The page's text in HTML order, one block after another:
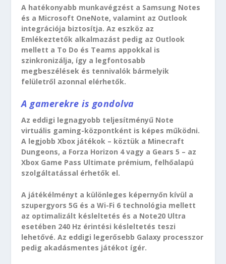
A hatékonyabb munkavégzést a Samsung Notes
és a Microsoft OneNote, valamint az Outlook
integrációja biztosítja. Az eszköz az
Emlékeztetők alkalmazást pedig az Outlook
mellett a To Do és Teams appokkal is
szinkronizálja, így a legfontosabb
megbeszélések és tennivalók bármelyik
felületről azonnal elérhetők.
A gamerekre is gondolva
Az eddigi legnagyobb teljesítményű Note
virtuális gaming-központként is képes működni.
A legjobb Xbox játékok – köztük a Minecraft
Dungeons, a Forza Horizon 4 vagy a Gears 5 – az
Xbox Game Pass Ultimate prémium, felhőalapú
szolgáltatással érhetők el.
A játékélményt a különleges képernyőn kívül a
szupergyors 5G és a Wi-Fi 6 technológia mellett
az optimalizált késleltetés és a Note20 Ultra
esetében 240 Hz érintési késleltetés teszi
lehetővé. Az eddigi legerősebb Galaxy processzor
pedig akadásmentes játékot ígér.